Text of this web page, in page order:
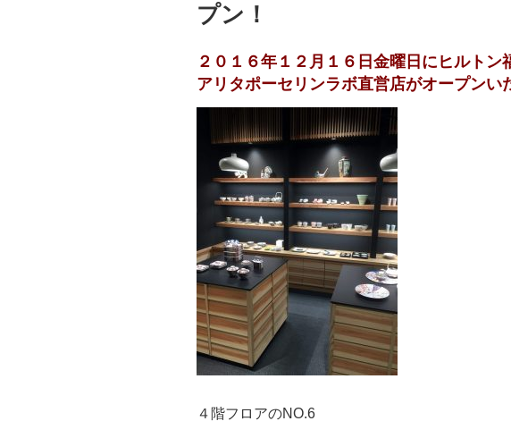
プン！
２０１６年１２月１６日金曜日にヒルトン
アリタポーセリンラボ直営店がオープンい
４階フロアのNO.6